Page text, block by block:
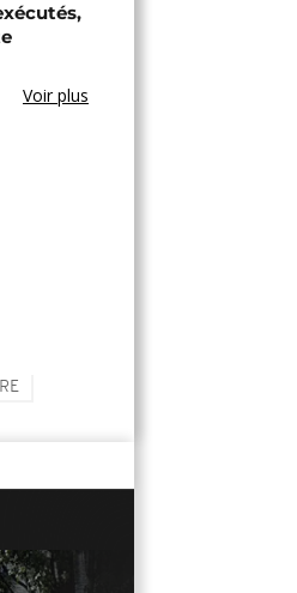
Voir plus